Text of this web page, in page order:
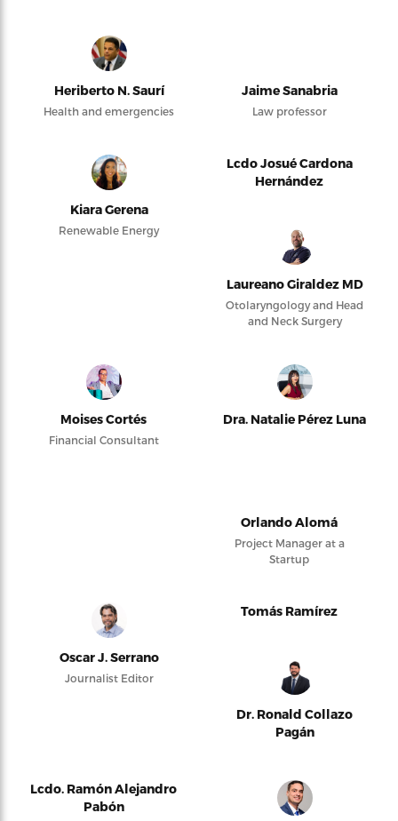
Heriberto N. Saurí
Health and emergencies
Jaime Sanabria
Law professor
Kiara Gerena
Renewable Energy
Lcdo Josué Cardona
Hernández
Laureano Giraldez MD
Otolaryngology and Head
and Neck Surgery
Moises Cortés
Financial Consultant
Dra. Natalie Pérez Luna
Orlando Alomá
Project Manager at a
Startup
Oscar J. Serrano
Journalist Editor
Tomás Ramírez
Dr. Ronald Collazo
Pagán
Lcdo. Ramón Alejandro
Pabón